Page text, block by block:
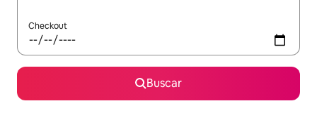
Checkout
Buscar